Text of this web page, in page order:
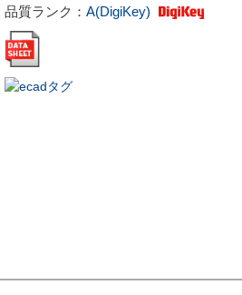
品質ランク： A(DigiKey)